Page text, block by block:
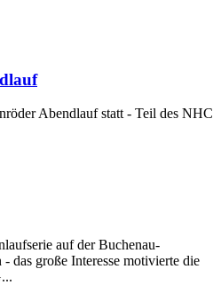
Abendlauf statt - Teil des NHC
auf der Buchenau-
das große Interesse motivierte die